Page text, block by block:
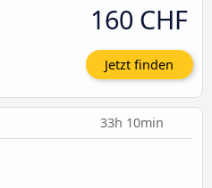
160 CHF
Jetzt finden
33h 10min